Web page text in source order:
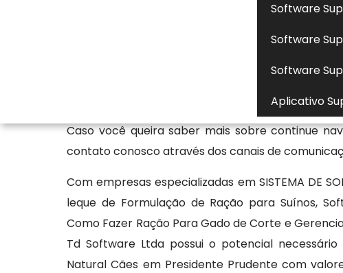
Software
Software
Software
Aplicativo
qualidade, ética, suporte contínuo e soluções sob
TD Sistemas, uma empresa que está a anos no
superar as expectativas dos clientes,
Caso você queira saber mais sobre continue
contato conosco através dos canais de
Com empresas especializadas em SISTEMA DE
leque de Formulação de Ração para Suínos,
Como Fazer Ração Para Gado de Corte e
Td Software Ltda possui o potencial
Natural Cães em Presidente Prudente com